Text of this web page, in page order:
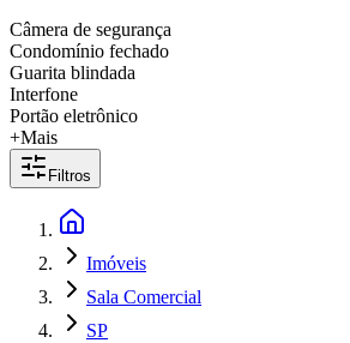
Câmera de segurança
Condomínio fechado
Guarita blindada
Interfone
Portão eletrônico
+Mais
Filtros
Imóveis
Sala Comercial
SP